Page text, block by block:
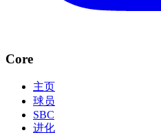
Core
主页
球员
SBC
进化